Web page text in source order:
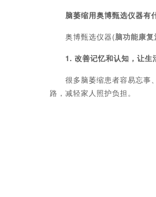
脑萎缩用奥博甄选仪器有
奥博甄选仪器(脑功能康复
1. 改善记忆和认知，让生
很多脑萎缩患者容易忘事、
路，减轻家人照护负担。